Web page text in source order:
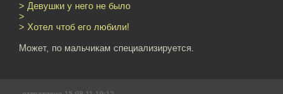
> Девушки у него не было
>
> Хотел чтоб его любили!
Может, по мальчикам специализируется.